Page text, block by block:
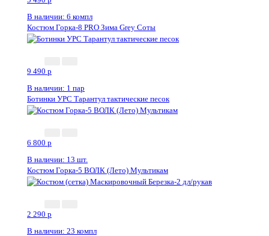
В наличии: 6 компл
Костюм Горка-8 PRO Зима Grey Соты
9 490 p
В наличии: 1 пар
Ботинки УРС Тарантул тактические песок
6 800 p
В наличии: 13 шт.
Костюм Горка-5 ВОЛК (Лето) Мультикам
2 290 p
В наличии: 23 компл